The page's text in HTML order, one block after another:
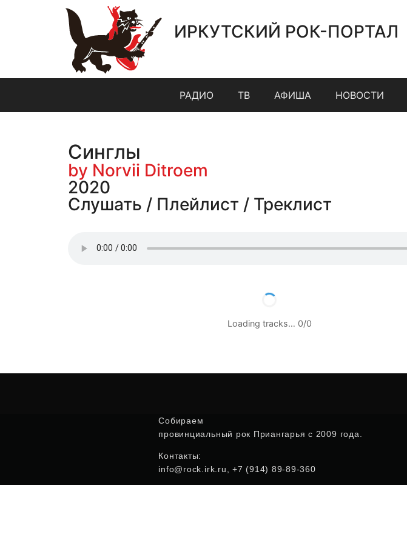
ИРКУТСКИЙ РОК-ПОРТАЛ
РАДИО ТВ АФИША НОВОСТИ
Синглы
by Norvii Ditroem
2020
Слушать / Плейлист / Треклист
Loading tracks… 0/0
Собираем
провинциальный рок Приангарья с 2009 года.
Контакты:
info@rock.irk.ru, +7 (914) 89-89-360